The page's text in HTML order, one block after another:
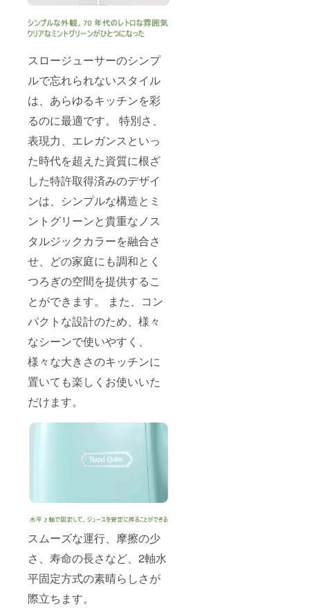
スロージューサーのシンプ
ルで忘れられないスタイル
は、あらゆるキッチンを彩
るのに最適です。 特別さ、
表現力、エレガンスといっ
た時代を超えた資質に根ざ
した特許取得済みのデザイ
ンは、シンプルな構造とミ
ントグリーンと貴重なノス
タルジックカラーを融合さ
せ、どの家庭にも調和とく
つろぎの空間を提供するこ
とができます。 また、コン
パクトな設計のため、様々
なシーンで使いやすく、
様々な大きさのキッチンに
置いても楽しくお使いいた
だけます。
スムーズな運行、摩擦の少
さ、寿命の長さなど、2軸水
平固定方式の素晴らしさが
際立ちます。